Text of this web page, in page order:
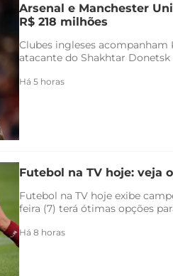
Arsenal e Manchester
R$ 218 milhões
Clubes ingleses
atacante do Shakhtar Donetsk
Há 5 horas
Futebol na TV hoje: veja
Futebol na TV hoje exibe
feira (7) terá ótimas opções
Há 8 horas